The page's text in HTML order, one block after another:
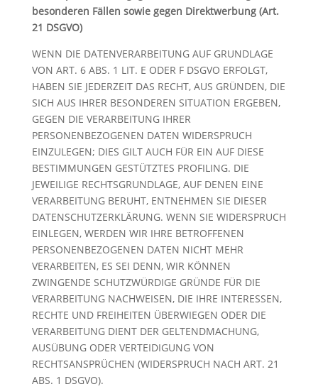
besonderen Fällen sowie gegen Direktwerbung (Art.
21 DSGVO)
WENN DIE DATENVERARBEITUNG AUF GRUNDLAGE
VON ART. 6 ABS. 1 LIT. E ODER F DSGVO ERFOLGT,
HABEN SIE JEDERZEIT DAS RECHT, AUS GRÜNDEN, DIE
SICH AUS IHRER BESONDEREN SITUATION ERGEBEN,
GEGEN DIE VERARBEITUNG IHRER
PERSONENBEZOGENEN DATEN WIDERSPRUCH
EINZULEGEN; DIES GILT AUCH FÜR EIN AUF DIESE
BESTIMMUNGEN GESTÜTZTES PROFILING. DIE
JEWEILIGE RECHTSGRUNDLAGE, AUF DENEN EINE
VERARBEITUNG BERUHT, ENTNEHMEN SIE DIESER
DATENSCHUTZERKLÄRUNG. WENN SIE WIDERSPRUCH
EINLEGEN, WERDEN WIR IHRE BETROFFENEN
PERSONENBEZOGENEN DATEN NICHT MEHR
VERARBEITEN, ES SEI DENN, WIR KÖNNEN
ZWINGENDE SCHUTZWÜRDIGE GRÜNDE FÜR DIE
VERARBEITUNG NACHWEISEN, DIE IHRE INTERESSEN,
RECHTE UND FREIHEITEN ÜBERWIEGEN ODER DIE
VERARBEITUNG DIENT DER GELTENDMACHUNG,
AUSÜBUNG ODER VERTEIDIGUNG VON
RECHTSANSPRÜCHEN (WIDERSPRUCH NACH ART. 21
ABS. 1 DSGVO).